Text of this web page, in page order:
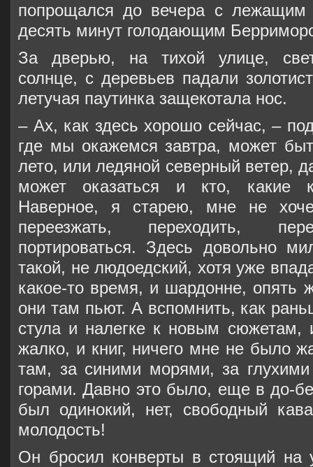
попрощался до вечера с
десять минут голодающим
За дверью, на тихой улице,
солнце, с деревьев падали
летучая паутинка защекотала нос.
– Ах, как здесь хорошо сейчас, –
где мы окажемся завтра, может
лето, или ледяной северный ветер,
может оказаться и кто, какие
Наверное, я старею, мне не
переезжать, переходить,
портироваться. Здесь довольно
такой, не людоедский, хотя уже
какое-то время, и шардонне, опять
они там пьют. А вспомнить, как
стула и налегке к новым
жалко, и книг, ничего мне не было
там, за синими морями, за
горами. Давно это было, еще в до-
был одинокий, нет, свободный
молодость!
Он бросил конверты в стоящий на